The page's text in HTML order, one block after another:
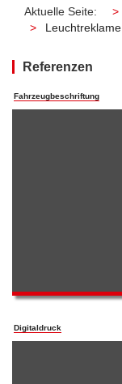
Aktuelle Seite:
Leuchtreklame
Referenzen
Fahrzeugbeschriftung
Digitaldruck